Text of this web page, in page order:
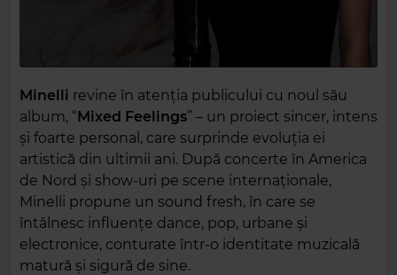
Minelli revine în atenția publicului cu noul său
album, “Mixed Feelings” – un proiect sincer, intens
și foarte personal, care surprinde evoluția ei
artistică din ultimii ani. După concerte în America
de Nord și show-uri pe scene internaționale,
Minelli propune un sound fresh, în care se
întâlnesc influențe dance, pop, urbane și
electronice, conturate într-o identitate muzicală
matură și sigură de sine.